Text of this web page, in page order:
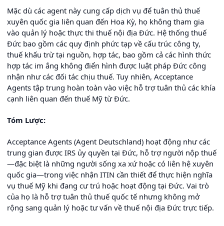
Mặc dù các agent này cung cấp dịch vụ để tuân thủ thuế
xuyên quốc gia liên quan đến Hoa Kỳ, họ không tham gia
vào quản lý hoặc thực thi thuế nội địa Đức. Hệ thống thuế
Đức bao gồm các quy định phức tạp về cấu trúc công ty,
thuế khấu trừ tại nguồn, hợp tác, bao gồm cả các hình thức
hợp tác im ắng không điển hình được luật pháp Đức công
nhận như các đối tác chịu thuế. Tuy nhiên, Acceptance
Agents tập trung hoàn toàn vào việc hỗ trợ tuân thủ các khía
cạnh liên quan đến thuế Mỹ từ Đức.
Tóm Lược:
Acceptance Agents (Agent Deutschland) hoạt động như các
trung gian được IRS ủy quyền tại Đức, hỗ trợ người nộp thuế
—đặc biệt là những người sống xa xứ hoặc có liên hệ xuyên
quốc gia—trong việc nhận ITIN cần thiết để thực hiện nghĩa
vụ thuế Mỹ khi đang cư trú hoặc hoạt động tại Đức. Vai trò
của họ là hỗ trợ tuân thủ thuế quốc tế nhưng không mở
rộng sang quản lý hoặc tư vấn về thuế nội địa Đức trực tiếp.